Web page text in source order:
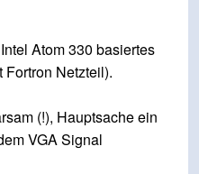
Atom 330 basiertes
Fortron Netzteil).
(!), Hauptsache ein
VGA Signal